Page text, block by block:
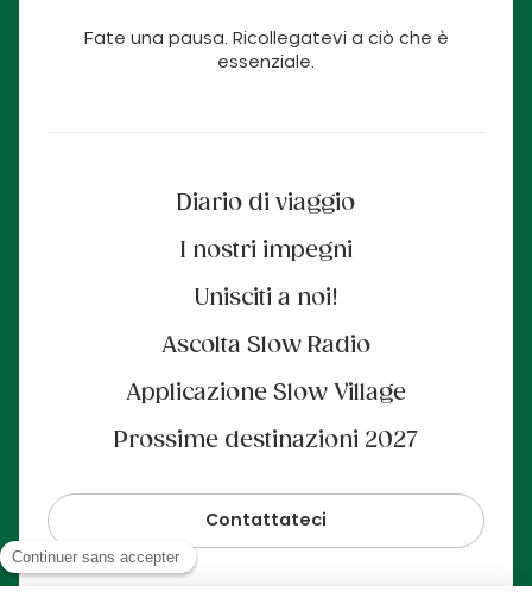
Fate una pausa. Ricollegatevi a ciò che è
essenziale.
Diario di viaggio
I nostri impegni
Unisciti a noi!
Ascolta Slow Radio
Applicazione Slow Village
Prossime destinazioni 2027
Contattateci